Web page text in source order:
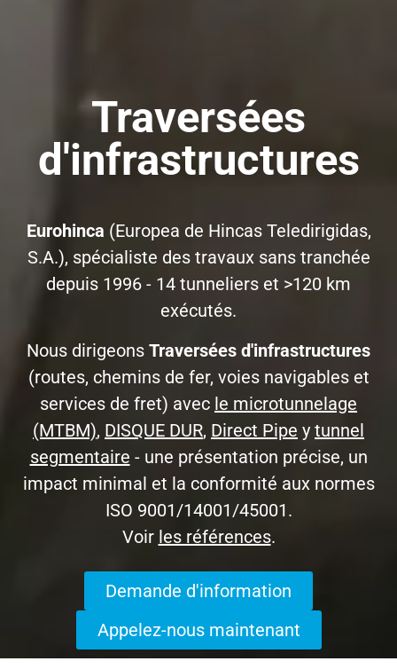
Traversées
d'infrastructures
Eurohinca (Europea de Hincas Teledirigidas,
S.A.), spécialiste des travaux sans tranchée
depuis 1996 - 14 tunneliers et >120 km
exécutés.
Nous dirigeons Traversées d'infrastructures
(routes, chemins de fer, voies navigables et
services de fret) avec le microtunnelage
(MTBM), DISQUE DUR, Direct Pipe y tunnel
segmentaire - une présentation précise, un
impact minimal et la conformité aux normes
ISO 9001/14001/45001.
Voir les références.
Demande d'information
Appelez-nous maintenant